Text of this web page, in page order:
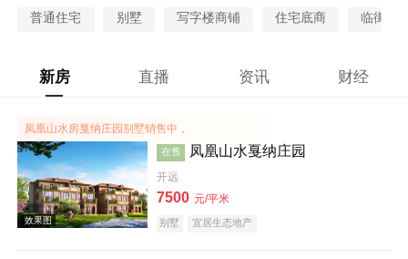
普通住宅 别墅 写字楼商铺 住宅底商 临街商
新房 直播 资讯 财经
凤凰山水房戛纳庄园别墅销售中，
在售 凤凰山水戛纳庄园
开远
7500 元/平米
别墅 宜居生态地产